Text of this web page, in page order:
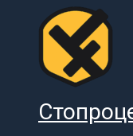
Перейти
содержимому